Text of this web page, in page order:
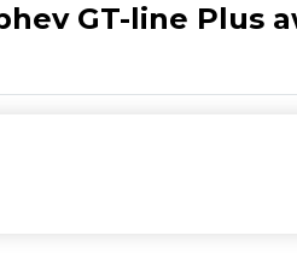
GT-line Plus